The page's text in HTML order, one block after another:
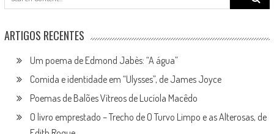
for:
ARTIGOS RECENTES
Um poema de Edmond Jabès: “A água”
Comida e identidade em “Ulysses”, de James Joyce
Poemas de Balões Vítreos de Lucíola Macêdo
O livro emprestado – Trecho de O Turvo Limpo e as Alterosas, de